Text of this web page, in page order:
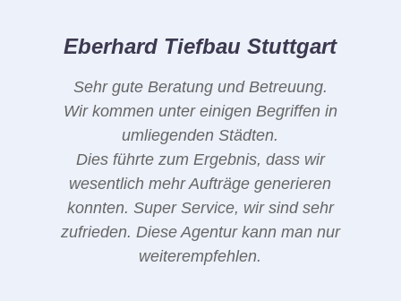
Eberhard Tiefbau Stuttgart
Sehr gute Beratung und Betreuung.
Wir kommen unter einigen Begriffen in
umliegenden Städten.
Dies führte zum Ergebnis, dass wir
wesentlich mehr Aufträge generieren
konnten. Super Service, wir sind sehr
zufrieden. Diese Agentur kann man nur
weiterempfehlen.